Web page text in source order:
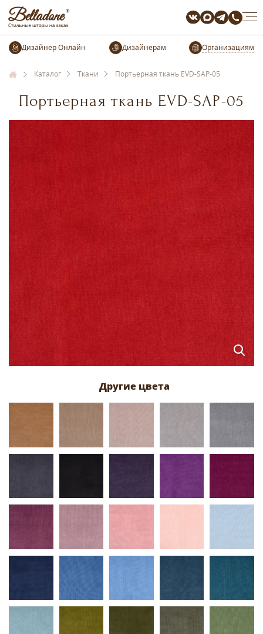
Организациям
Каталог Ткани Портьерная ткань EVD-SAP-05
Портьерная ткань EVD-SAP-05